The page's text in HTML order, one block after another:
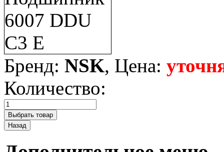
Бренд: NSK, Цена:
Количество: